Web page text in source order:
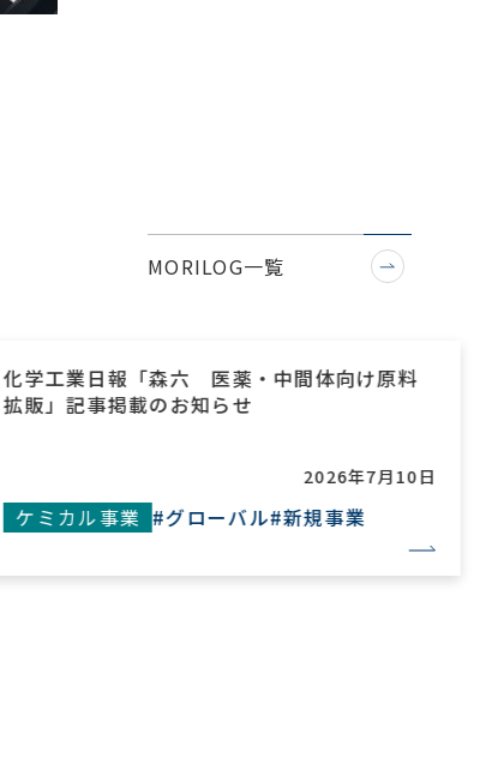
MORILOG一覧
化学工業日報「森六 医薬・中間体向け原料
拡販」記事掲載のお知らせ
2026年7月10日
ケミカル事業 #グローバル#新規事業